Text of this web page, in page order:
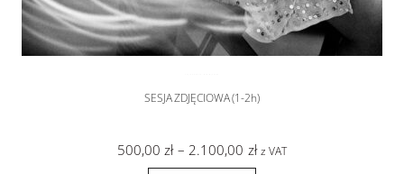
SESJA ZDJĘCIOWA (1-2h)
500,00zł – 2.100,00 zł z VAT